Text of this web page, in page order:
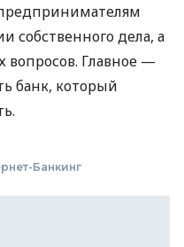
собственного дела, а
Главное —
банк, который
Банкинг